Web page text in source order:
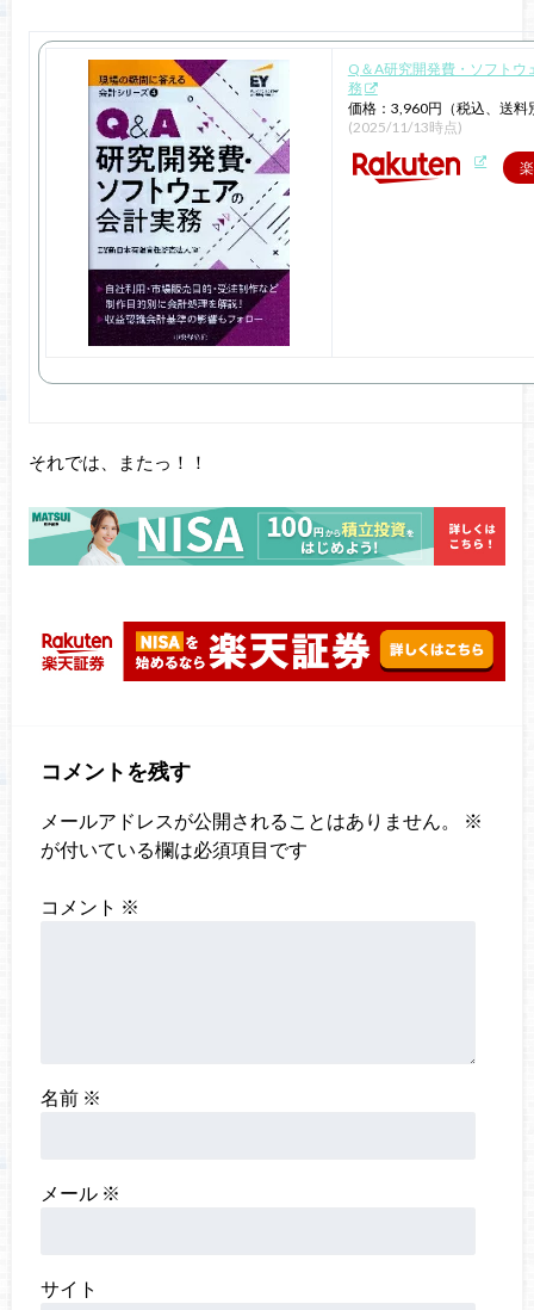
Q＆A研究開発費・ソフトウ
務
価格：3,960円（税込、送料
(2025/11/13時点)
それでは、またっ！！
コメントを残す
メールアドレスが公開されることはありません。
※
が付いている欄は必須項目です
コメント ※
名前 ※
メール ※
サイト